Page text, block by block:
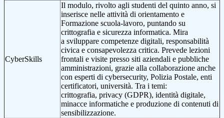
CyberSkills
Il modulo, rivolto agli studenti del quinto anno, si
inserisce nelle attività di orientamento e
Formazione scuola-lavoro, puntando su
crittografia e sicurezza informatica. Mira
a sviluppare competenze digitali, responsabilità
civica e consapevolezza critica. Prevede lezioni
frontali e visite presso siti aziendali e pubbliche
amministrazioni, grazie alla collaborazione anche
con esperti di cybersecurity, Polizia Postale, enti
certificatori, università. Tra i temi:
crittografia, privacy (GDPR), identità digitale,
minacce informatiche e produzione di contenuti di
sensibilizzazione.